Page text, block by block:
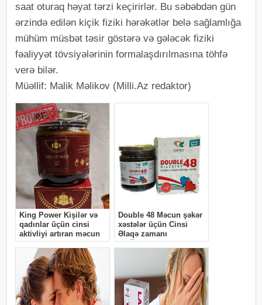
saat oturaq həyat tərzi keçirirlər. Bu səbəbdən gün
ərzində edilən kiçik fiziki hərəkətlər belə sağlamlığa
mühüm müsbət təsir göstərə və gələcək fiziki
fəaliyyət tövsiyələrinin formalaşdırılmasına töhfə
verə bilər.
Müəllif: Malik Məlikov (Milli.Az redaktor)